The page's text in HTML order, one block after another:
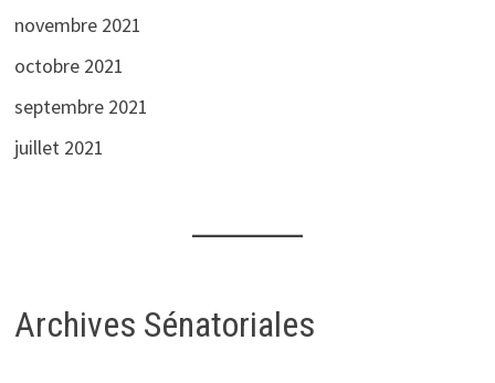
novembre 2021
octobre 2021
septembre 2021
juillet 2021
Archives Sénatoriales